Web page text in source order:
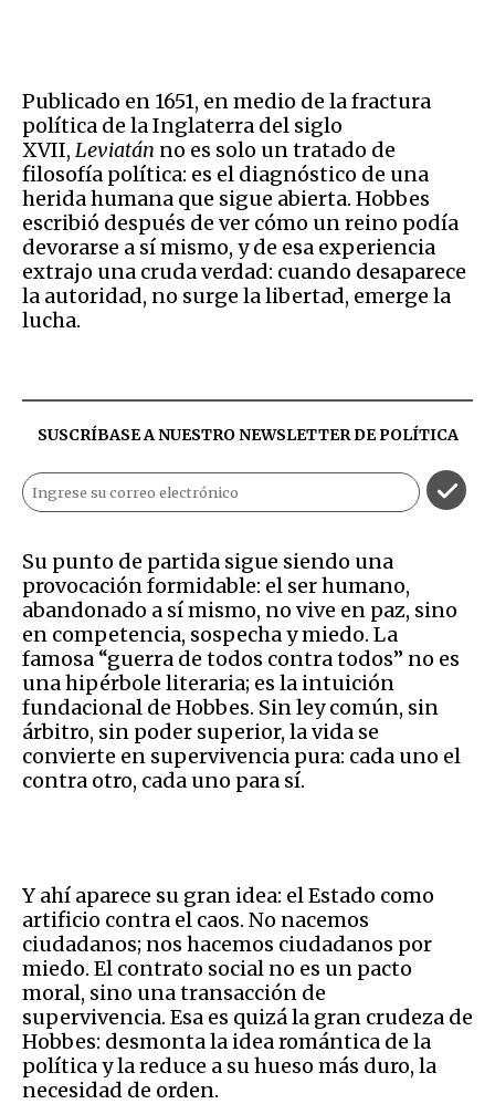
Publicado en 1651, en medio de la fractura
política de la Inglaterra del siglo
XVII, Leviatán no es solo un tratado de
filosofía política: es el diagnóstico de una
herida humana que sigue abierta. Hobbes
escribió después de ver cómo un reino podía
devorarse a sí mismo, y de esa experiencia
extrajo una cruda verdad: cuando desaparece
la autoridad, no surge la libertad, emerge la
lucha.
SUSCRÍBASE A NUESTRO NEWSLETTER DEPOLÍTICA
Su punto de partida sigue siendo una
provocación formidable: el ser humano,
abandonado a sí mismo, no vive en paz, sino
en competencia, sospecha y miedo. La
famosa “guerra de todos contra todos” no es
una hipérbole literaria; es la intuición
fundacional de Hobbes. Sin ley común, sin
árbitro, sin poder superior, la vida se
convierte en supervivencia pura: cada uno el
contra otro, cada uno para sí.
Y ahí aparece su gran idea: el Estado como
artificio contra el caos. No nacemos
ciudadanos; nos hacemos ciudadanos por
miedo. El contrato social no es un pacto
moral, sino una transacción de
supervivencia. Esa es quizá la gran crudeza de
Hobbes: desmonta la idea romántica de la
política y la reduce a su hueso más duro, la
necesidad de orden.